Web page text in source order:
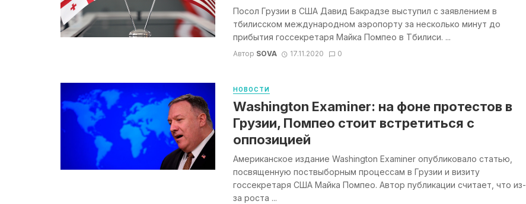
Посол Грузии в США Давид Бакрадзе выступил с заявлением в
тбилисском международном аэропорту за несколько минут до
прибытия госсекретаря Майка Помпео в Тбилиси. ...
Автор SOVA 17.11.2020 0
НОВОСТИ
Washington Examiner: на фоне протестов в
Грузии, Помпео стоит встретиться с
оппозицией
Американское издание Washington Examiner опубликовало статью,
посвященную поствыборным процессам в Грузии и визиту
госсекретаря США Майка Помпео. Автор публикации считает, что из-
за роста ...